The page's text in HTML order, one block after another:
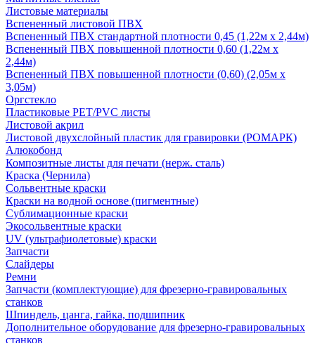
Листовые материалы
Вспененный листовой ПВХ
Вспененный ПВХ стандартной плотности 0,45 (1,22м х 2,44м)
Вспененный ПВХ повышенной плотности 0,60 (1,22м х
2,44м)
Вспененный ПВХ повышенной плотности (0,60) (2,05м х
3,05м)
Оргстекло
Пластиковые PET/PVC листы
Листовой акрил
Листовой двухслойный пластик для гравировки (РОМАРК)
Алюкобонд
Композитные листы для печати (нерж. сталь)
Краска (Чернила)
Сольвентные краски
Краски на водной основе (пигментные)
Сублимационные краски
Экосольвентные краски
UV (ультрафиолетовые) краски
Запчасти
Слайдеры
Ремни
Запчасти (комплектующие) для фрезерно-гравировальных
станков
Шпиндель, цанга, гайка, подшипник
Дополнительное оборудование для фрезерно-гравировальных
станков